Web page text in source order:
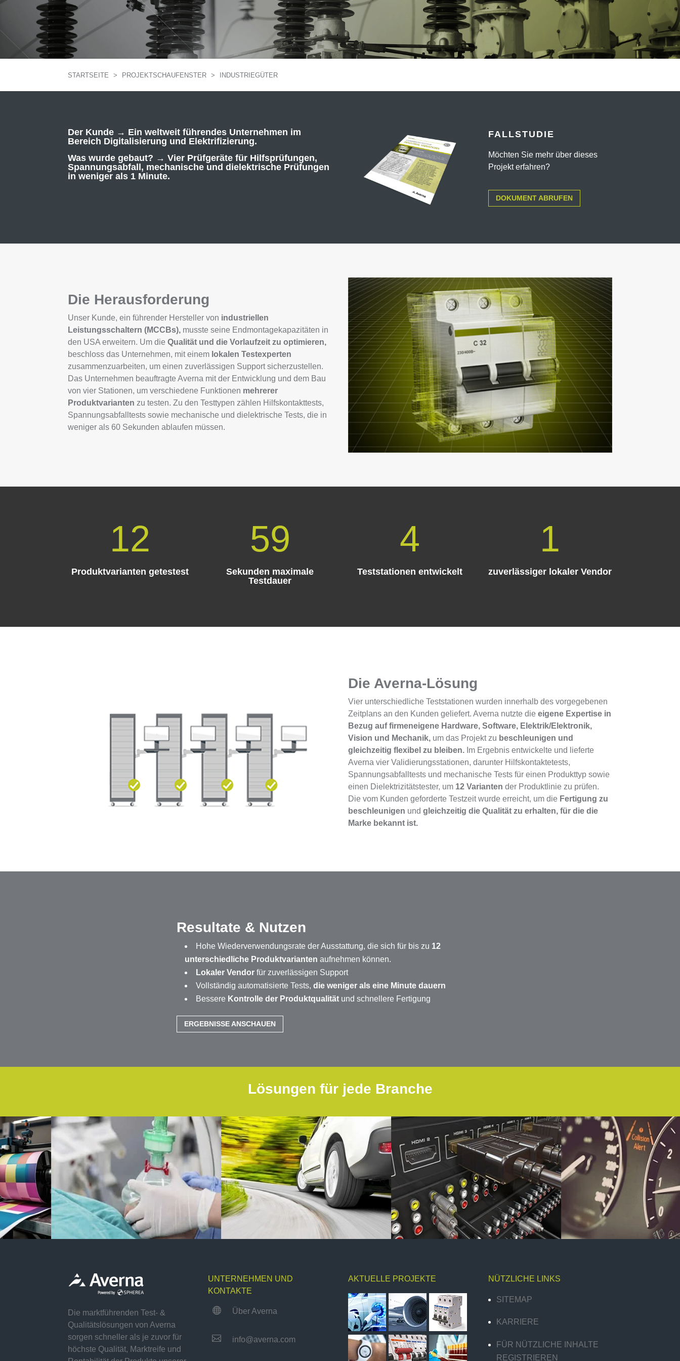
STARTSEITE > PROJEKTSCHAUFENSTER > INDUSTRIEGÜTER
Der Kunde → Ein weltweit führendes Unternehmen im
Bereich Digitalisierung und Elektrifizierung.
Was wurde gebaut? →Vier Prüfgeräte für Hilfsprüfungen,
Spannungsabfall, mechanische und dielektrische Prüfungen
in weniger als 1 Minute.
FALLSTUDIE
Möchten Sie mehr über dieses
Projekt erfahren?
DOKUMENT ABRUFEN
Die Herausforderung
Unser Kunde, ein führender Hersteller von industriellen
Leistungsschaltern (MCCBs), musste seine Endmontagekapazitäten in
den USA erweitern. Um dieQualität und die Vorlaufzeit zu optimieren,
beschloss das Unternehmen, mit einem lokalen Testexperten
zusammenzuarbeiten, um einen zuverlässigen Support sicherzustellen.
Das Unternehmen beauftragte Averna mit der Entwicklung und dem Bau
von vier Stationen, um verschiedene Funktionen mehrerer
Produktvarianten zu testen. Zu den Testtypen zählen Hilfskontakttests,
Spannungsabfalltests sowie mechanische und dielektrische Tests, die in
weniger als 60 Sekunden ablaufen müssen.
12
Produktvarianten getestest
59
Sekunden maximale
Testdauer
4
Teststationen entwickelt
1
zuverlässiger lokaler Vendor
Die Averna-Lösung
Vier unterschiedliche Teststationen wurden innerhalb des vorgegebenen
Zeitplans an den Kunden geliefert. Averna nutzte dieeigene Expertise in
Bezug auf firmeneigene Hardware, Software, Elektrik/Elektronik,
Vision und Mechanik, um das Projekt zu beschleunigen und
gleichzeitig flexibel zu bleiben. Im Ergebnis entwickelte und lieferte
Averna vier Validierungsstationen, darunter Hilfskontaktetests,
Spannungsabfalltests und mechanische Tests für einen Produkttyp sowie
einen Dielektrizitätstester, um 12 Varianten der Produktlinie zu prüfen.
Die vom Kunden geforderte Testzeit wurde erreicht, um die Fertigung zu
beschleunigen undgleichzeitig die Qualität zu erhalten, für die die
Marke bekannt ist.
Resultate & Nutzen
Hohe Wiederverwendungsrate der Ausstattung, die sich für bis zu 12
unterschiedliche Produktvarianten aufnehmen können.
Lokaler Vendorfür zuverlässigen Support
Vollständig automatisierte Tests,die weniger als eine Minute dauern
Bessere Kontrolle der Produktqualität und schnellere Fertigung
ERGEBNISSE ANSCHAUEN
Lösungen für jede Branche
Die marktführenden Test- &
Qualitätslösungen von Averna
sorgen schneller als je zuvor für
höchste Qualität, Marktreife und
UNTERNEHMEN UND
KONTAKTE
 Über Averna
 info@averna.com
AKTUELLE PROJEKTE NÜTZLICHE LINKS
SITEMAP
KARRIERE
FÜR NÜTZLICHE INHALTE
REGISTRIEREN